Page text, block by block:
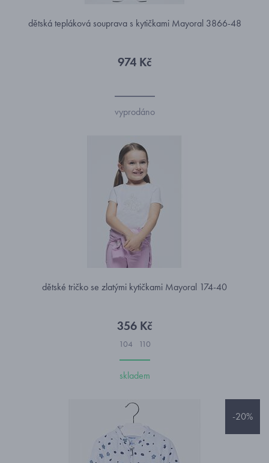
dětská tepláková souprava s kytičkami Mayoral 3866-48
974 Kč
vyprodáno
dětské tričko se zlatými kytičkami Mayoral 174-40
356 Kč
104 110
skladem
-20%